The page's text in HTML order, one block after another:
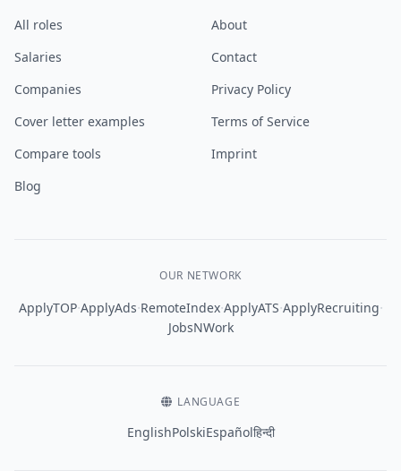
All roles
Salaries
Companies
Cover letter examples
Compare tools
Blog
About
Contact
Privacy Policy
Terms of Service
Imprint
OUR NETWORK
ApplyTOP·ApplyAds·RemoteIndex·ApplyATS·ApplyRecruiting·
JobsNWork
LANGUAGE
EnglishPolskiEspañolहिन्दी